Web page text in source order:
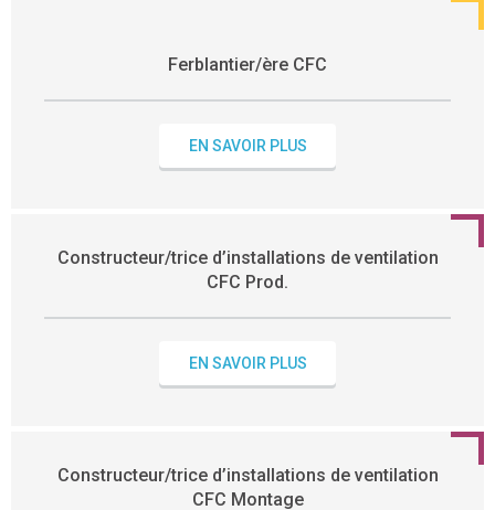
Ferblantier/ère CFC
EN SAVOIR PLUS
Constructeur/trice d’installations de ventilation
CFC Prod.
EN SAVOIR PLUS
Constructeur/trice d’installations de ventilation
CFC Montage